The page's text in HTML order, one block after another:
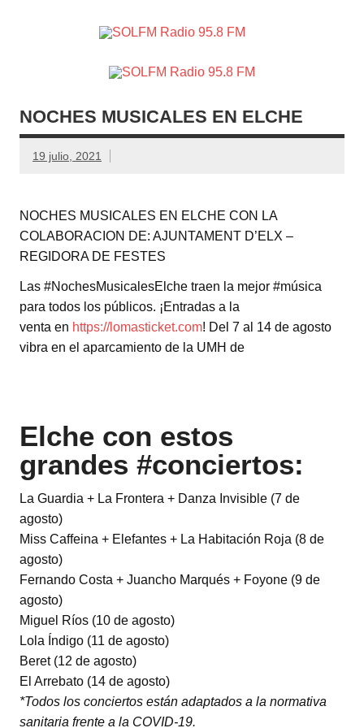
Crevillente, Radio en Vega Baja y Radio en el Medio
Vinalopó
NOCHES MUSICALES EN ELCHE
19 julio, 2021
NOCHES MUSICALES EN ELCHE CON LA
COLABORACION DE: AJUNTAMENT D’ELX –
REGIDORA DE FESTES
Las #NochesMusicalesElche traen la mejor #música
para todos los públicos. ¡Entradas a la
venta en https://lomasticket.com! Del 7 al 14 de agosto
vibra en el aparcamiento de la UMH de
Elche con estos
grandes #conciertos:
La Guardia + La Frontera + Danza Invisible (7 de
agosto)
Miss Caffeina + Elefantes + La Habitación Roja (8 de
agosto)
Fernando Costa + Juancho Marqués + Foyone (9 de
agosto)
Miguel Ríos (10 de agosto)
Lola Índigo (11 de agosto)
Beret (12 de agosto)
El Arrebato (14 de agosto)
*Todos los conciertos están adaptados a la normativa
sanitaria frente a la COVID-19.